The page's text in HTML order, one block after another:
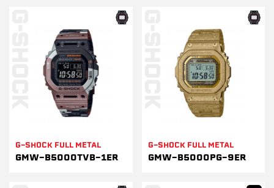
G-SHOCK FULL METAL
GMW-B5000TVB-1ER
G-SHOCK FULL METAL
GMW-B5000PG-9ER